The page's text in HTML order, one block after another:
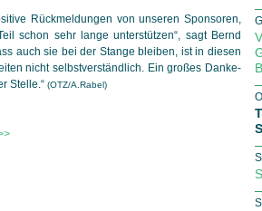
Rückmeldungen von unseren Sponsoren,
schon sehr lange unterstützen“, sagt Bernd
auch sie bei der Stange bleiben, ist in diesen
nicht selbstverständlich. Ein großes Danke­
Stelle.“ (OTZ/A.Rabel)